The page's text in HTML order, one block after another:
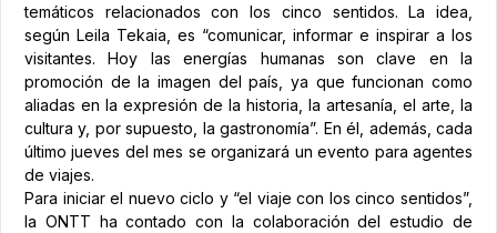
temáticos relacionados con los cinco sentidos. La idea,
según Leila Tekaia, es “comunicar, informar e inspirar a los
visitantes. Hoy las energías humanas son clave en la
promoción de la imagen del país, ya que funcionan como
aliadas en la expresión de la historia, la artesanía, el arte, la
cultura y, por supuesto, la gastronomía”. En él, además, cada
último jueves del mes se organizará un evento para agentes
de viajes.
Para iniciar el nuevo ciclo y “el viaje con los cinco sentidos”,
la ONTT ha contado con la colaboración del estudio de